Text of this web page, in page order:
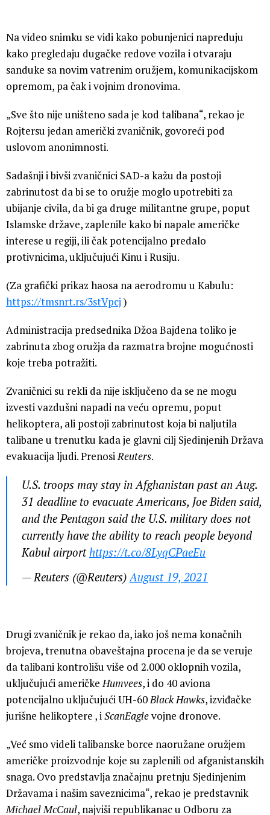
Na video snimku se vidi kako pobunjenici napreduju
kako pregledaju dugačke redove vozila i otvaraju
sanduke sa novim vatrenim oružjem, komunikacijskom
opremom, pa čak i vojnim dronovima.
„Sve što nije uništeno sada je kod talibana“, rekao je
Rojtersu jedan američki zvaničnik, govoreći pod
uslovom anonimnosti.
Sadašnji i bivši zvaničnici SAD-a kažu da postoji
zabrinutost da bi se to oružje moglo upotrebiti za
ubijanje civila, da bi ga druge militantne grupe, poput
Islamske države, zaplenile kako bi napale američke
interese u regiji, ili čak potencijalno predalo
protivnicima, uključujući Kinu i Rusiju.
(Za grafički prikaz haosa na aerodromu u Kabulu:
https://tmsnrt.rs/3stVpcj )
Administracija predsednika Džoa Bajdena toliko je
zabrinuta zbog oružja da razmatra brojne mogućnosti
koje treba potražiti.
Zvaničnici su rekli da nije isključeno da se ne mogu
izvesti vazdušni napadi na veću opremu, poput
helikoptera, ali postoji zabrinutost koja bi naljutila
talibane u trenutku kada je glavni cilj Sjedinjenih Država
evakuacija ljudi. PrenosiReuters.
U.S. troops may stay in Afghanistan past an Aug.
31 deadline to evacuate Americans, Joe Biden said,
and the Pentagon said the U.S. military does not
currently have the ability to reach people beyond
Kabul airporthttps://t.co/8LyqCPaeEu
— Reuters (@Reuters)August 19, 2021
Drugi zvaničnik je rekao da, iako još nema konačnih
brojeva, trenutna obaveštajna procena je da se veruje
da talibani kontrolišu više od 2.000 oklopnih vozila,
uključujući američkeHumvees, i do 40 aviona
potencijalno uključujući UH-60Black Hawks, izviđačke
jurišne helikoptere , iScanEaglevojne dronove.
„Već smo videli talibanske borce naoružane oružjem
američke proizvodnje koje su zaplenili od afganistanskih
snaga. Ovo predstavlja značajnu pretnju Sjedinjenim
Državama i našim saveznicima“, rekao je predstavnik
MichaelMcCaul, najviši republikanac u Odboru za